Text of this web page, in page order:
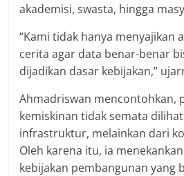
akademisi, swasta, hingga
“Kami tidak hanya menyajikan
cerita agar data benar-benar
dijadikan dasar kebijakan,”
Ahmadriswan mencontohkan,
kemiskinan tidak semata
infrastruktur, melainkan dari
Oleh karena itu, ia
kebijakan pembangunan yang